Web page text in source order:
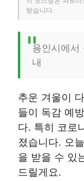
받습니다.
용인시에서
내
추운 겨울이
들이 독감 예
다. 특히 코로
졌습니다. 오
을 받을 수 있
드릴게요.